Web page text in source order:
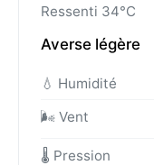
Ressenti 34°C
Averse légère
💧 Humidité
🌬️ Vent
🌡️ Pression